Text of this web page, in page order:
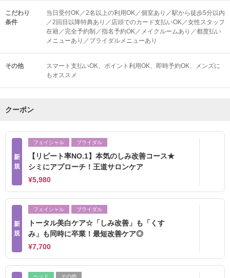
こだわり
条件
当日受付OK／2名以上の利用OK／個室あり／駅から徒歩5分以内
／2回目以降特典あり／店頭でのカード支払いOK／女性スタッフ
在籍／完全予約制／指名予約OK／メイクルームあり／都度払い
メニューあり／ブライダルメニューあり
その他 スマート支払いOK ポイント利用OK 即時予約OK
メンズに
もオススメ
クーポン
新
規
フェイシャル ブライダル
【リピート率NO.1】本気のしみ改善コース★
シミにアプローチ！王道サロンケア
¥5,980
新
規
フェイシャル ブライダル
トータル美白ケア☆「しみ改善」も「くす
み」も同時に卒業！最短改善ケア◎
¥7,700
ヘッド その他